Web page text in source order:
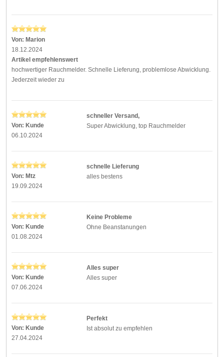
Von: Marion
18.12.2024
Artikel empfehlenswert
hochwertiger Rauchmelder. Schnelle Lieferung, problemlose Abwicklung.
Jederzeit wieder zu
Von: Kunde
06.10.2024
schneller Versand,
Super Abwicklung, top Rauchmelder
Von: Mtz
19.09.2024
schnelle Lieferung
alles bestens
Von: Kunde
01.08.2024
Keine Probleme
Ohne Beanstanungen
Von: Kunde
07.06.2024
Alles super
Alles super
Von: Kunde
27.04.2024
Perfekt
Ist absolut zu empfehlen